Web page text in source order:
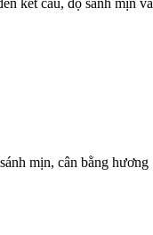
kết cấu, độ sánh mịn và
mịn, cân bằng hương